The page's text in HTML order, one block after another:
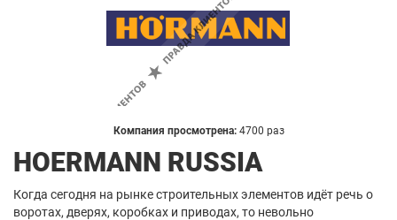
Компания просмотрена: 4700 раз
HOERMANN RUSSIA
Когда сегодня на рынке строительных элементов идёт речь о
воротах, дверях, коробках и приводах, то невольно